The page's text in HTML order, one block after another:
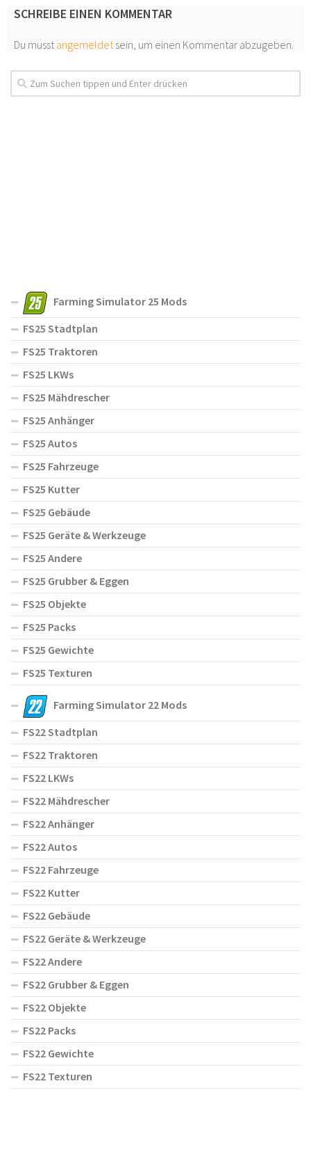
SCHREIBE EINEN KOMMENTAR
Du musst angemeldet sein, um einen Kommentar abzugeben.
Farming Simulator 25 Mods
FS25 Stadtplan
FS25 Traktoren
FS25 LKWs
FS25 Mähdrescher
FS25 Anhänger
FS25 Autos
FS25 Fahrzeuge
FS25 Kutter
FS25 Gebäude
FS25 Geräte & Werkzeuge
FS25 Andere
FS25 Grubber & Eggen
FS25 Objekte
FS25 Packs
FS25 Gewichte
FS25 Texturen
Farming Simulator 22 Mods
FS22 Stadtplan
FS22 Traktoren
FS22 LKWs
FS22 Mähdrescher
FS22 Anhänger
FS22 Autos
FS22 Fahrzeuge
FS22 Kutter
FS22 Gebäude
FS22 Geräte & Werkzeuge
FS22 Andere
FS22 Grubber & Eggen
FS22 Objekte
FS22 Packs
FS22 Gewichte
FS22 Texturen